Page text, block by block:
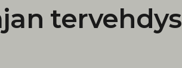
tervehdys